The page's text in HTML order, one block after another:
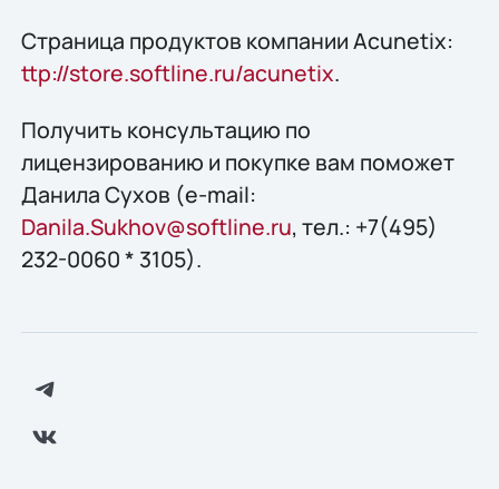
Страница продуктов компании Acunetix:
ttp://store.softline.ru/acunetix.
Получить конcультацию по
лицензированию и покупке вам поможет
Данила Сухов (e-mail:
Danila.Sukhov@softline.ru, тел.: +7(495)
232-0060 * 3105).